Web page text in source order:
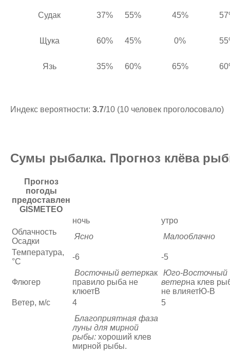
Судак 37% 55% 45%
Щука 60% 45% 0%
Язь 35% 60% 65%
Индекс вероятности: 3.7/10 (10 человек проголосовало)
Сумы рыбалка. Прогноз клёва
Прогноз
погоды
предоставлен
GISMETEO
ночь
утро
Облачность
Осадки
Ясно
Малооблачно
Температура,
°C
-6 -5
Флюгер
Восточный ветеркак
правило рыба не
клюетВ
Юго-Восточный
ветерна клев
не влияетЮ-В
Ветер, м/с
4 5
Благоприятная фаза
луны для мирной
рыбы: хороший клев
мирной рыбы.